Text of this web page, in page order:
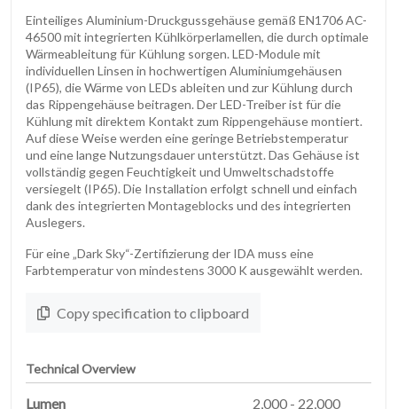
STARTSEITE
01
Einteiliges Aluminium-Druckgussgehäuse gemäß EN1706 AC-
46500 mit integrierten Kühlkörperlamellen, die durch optimale
Wärmeableitung für Kühlung sorgen. LED-Module mit
individuellen Linsen in hochwertigen Aluminiumgehäusen
(IP65), die Wärme von LEDs ableiten und zur Kühlung durch
das Rippengehäuse beitragen. Der LED-Treiber ist für die
Kühlung mit direktem Kontakt zum Rippengehäuse montiert.
Auf diese Weise werden eine geringe Betriebstemperatur
und eine lange Nutzungsdauer unterstützt. Das Gehäuse ist
vollständig gegen Feuchtigkeit und Umweltschadstoffe
versiegelt (IP65). Die Installation erfolgt schnell und einfach
dank des integrierten Montageblocks und des integrierten
Auslegers.
Für eine „Dark Sky“-Zertifizierung der IDA muss eine
Farbtemperatur von mindestens 3000 K ausgewählt werden.
Copy specification to clipboard
Technical Overview
Lumen
2,000 - 22,000